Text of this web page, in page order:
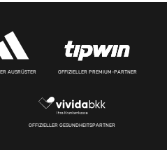
AUSRÜSTER OFFIZIELLER PREMIUM-PARTNER
OFFIZIELLER GESUNDHEITSPARTNER